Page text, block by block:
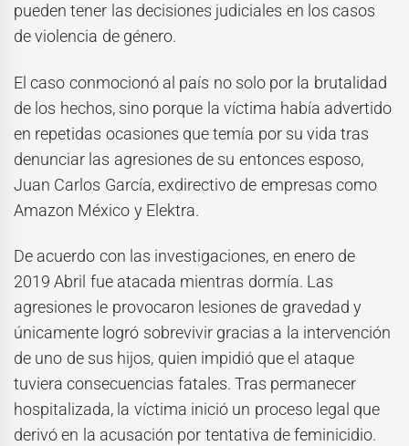
pueden tener las decisiones judiciales en los casos
de violencia de género.
El caso conmocionó al país no solo por la brutalidad
de los hechos, sino porque la víctima había advertido
en repetidas ocasiones que temía por su vida tras
denunciar las agresiones de su entonces esposo,
Juan Carlos García, exdirectivo de empresas como
Amazon México y Elektra.
De acuerdo con las investigaciones, en enero de
2019 Abril fue atacada mientras dormía. Las
agresiones le provocaron lesiones de gravedad y
únicamente logró sobrevivir gracias a la intervención
de uno de sus hijos, quien impidió que el ataque
tuviera consecuencias fatales. Tras permanecer
hospitalizada, la víctima inició un proceso legal que
derivó en la acusación por tentativa de feminicidio.